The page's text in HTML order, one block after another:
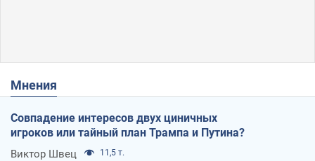
Мнения
Совпадение интересов двух циничных
игроков или тайный план Трампа и Путина?
Виктор Швец 11,5 т.